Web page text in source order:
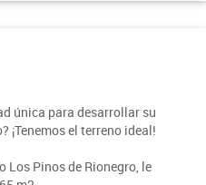
única para desarrollar su
¡Tenemos el terreno ideal!
Los Pinos de Rionegro, le